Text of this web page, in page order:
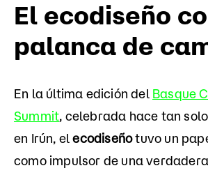
El ecodiseño
palanca de
En la última edición del Basque
Summit, celebrada hace tan
en Irún, elecodiseñotuvo un
como impulsor de una